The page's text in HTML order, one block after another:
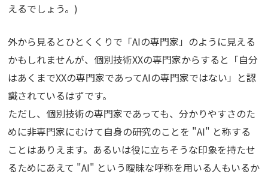
えるでしょう。)
外から見るとひとくくりで「AIの専門家」のように見える
かもしれませんが、個別技術XXの専門家からすると「自分
はあくまでXXの専門家であってAIの専門家ではない」と認
識されているはずです。
ただし、個別技術の専門家であっても、分かりやすさのた
めに非専門家にむけて自身の研究のことを "AI" と称する
ことはありえます。あるいは役に立ちそうな印象を持たせ
るためにあえて "AI" という曖昧な呼称を用いる人もいるか